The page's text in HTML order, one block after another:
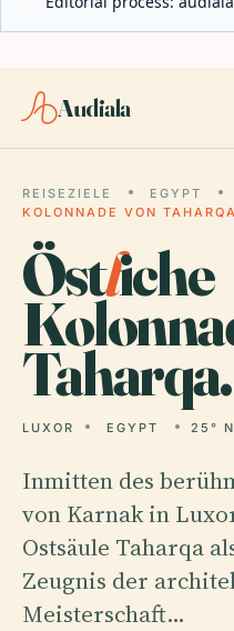
Audiala
REISEZIELE EGYPT
KOLONNADE VON TAHARQA
Östliche
Taharqa.
LUXOR EGYPT 25°
Inmitten des
von Karnak in
Ostsäule Taharqa
Zeugnis der
Meisterschaft…